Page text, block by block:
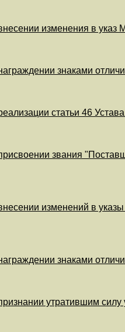
изменения в указ
знаками
статьи 46
звания
изменений в
знаками
утратившим